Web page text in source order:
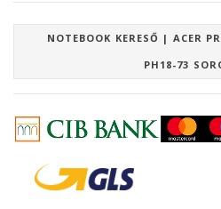
NOTEBOOK KERESŐ | ACER
PH18-73